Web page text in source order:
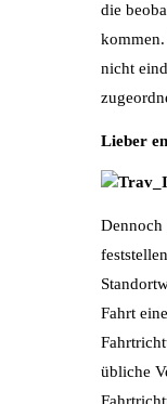
die
nicht
Lieber
Dennoch
Fahrt
übliche